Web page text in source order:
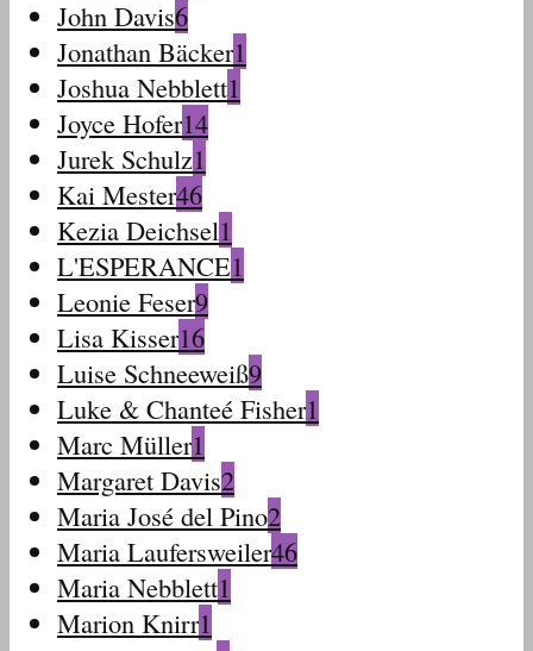
John Davis6
Jonathan Bäcker1
Joshua Nebblett1
Joyce Hofer14
Jurek Schulz1
Kai Mester46
Kezia Deichsel1
L'ESPERANCE1
Leonie Feser9
Lisa Kisser16
Luise Schneeweiß9
Luke & Chanteé Fisher1
Marc Müller1
Margaret Davis2
Maria José del Pino2
Maria Laufersweiler46
Maria Nebblett1
Marion Knirr1